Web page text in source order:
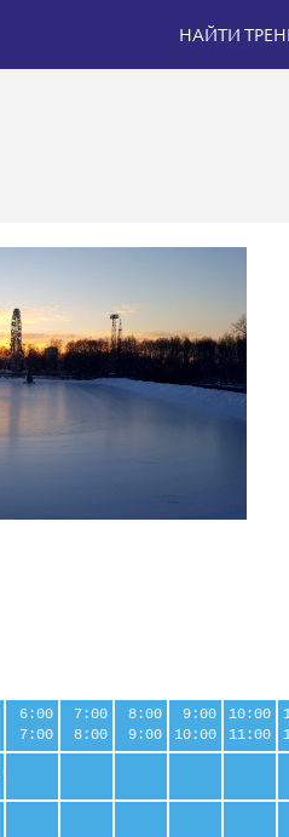
НАЙТИ
6:00
7:00
7:00
8:00
8:00
9:00
9:00
10:00
10:00
11:00